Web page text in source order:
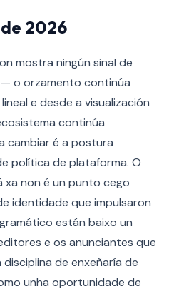
2026
mostra ningún sinal de
o orzamento continúa
e desde a visualización
continúa
cambiar é a postura
política de plataforma. O
non é un punto cego
identidade que impulsaron
están baixo un
e os anunciantes que
de enxeñaría de
unha oportunidade de